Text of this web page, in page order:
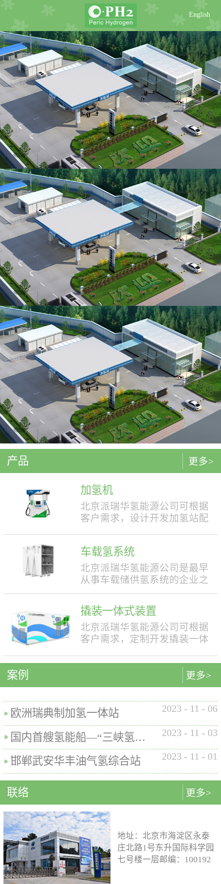
English
产品
加氢机
北京派瑞华氢能源公司可根据
客户需求，设计开发加氢站配
结构设计合理，便于操作，外
形美观，安全性强。具有双面
液晶显示屏，能支持IC卡、移
需求，定制满足中国标准（例
如GB50516, GB/T 43674等）、
欧盟标准（例如IEC 60069, EN
内的使用要求。公司的产品已
在国内、欧盟、日本、塞尔维
数表常规工作压力等级35MPa /
70MPa / 35&70MPa流量范围
0.1~7.2 kg/min计量精度±1%可
选加氢枪TK16或TK17或TK25
加氢枪数量单枪或双枪红外通
讯可选配预冷可选配防爆等级
（参考）II 3 G Ex h ia db mb eb
车载氢系统
北京派瑞华氢能源公司是最早
从事车载储供氢系统的企业之
一，拥有丰富的车载储供氢系
统项目经验，公司具有5000套
年生产能力。公司可根据客户
需求，对不同车型提供合理且
最优的设计方案，并根据安装
求进行定制化的设计，为客户
匹配最佳的设计方案。车载氢
系统设计制造遵循GB/T
26990、GB/T 29126、GB/T
24549等标准。公司车载氢系统
氢系统主要包括加氢模块、储
氢模块、供氢模块以及控制模
块。车载储供氢系统所有管
路、阀门及接头等采用不与高
压氢气介质发生化学反应的材
料。电气元件及线束均具有防
水、阻燃防爆的功能；车载储
供氢系统及其附属零部件均通
过高低温、盐雾、IP防护等级
等相关型式试验，以保证氢系
统的安全性及稳定性；氢系统
支架、加注口等均通过检验验
证；系统具备防过压、防过
撬装一体式装置
北京派瑞华氢能源公司可根据
客户需求，定制开发撬装一体
体可细分为大型撬装装置、小
型撬装装置、制氢加氢一体机
和小型加氢装置，以上装置在
国内、欧盟、日本等地得到应
用。撬装一体式制氢、储氢、
地小，节省空间，维护维修方
便。2. 各模块紧密融合，运行
效率高。3. 节能环保。撬装一
体式装置性能参数表制氢能力
500Nm3以下加氢等级
100~1000kg/d氢气压缩额定工作
压力45MPa/87.5MPa氢气加注额
定工作压力35MPa/70MPa环境
温度-40~+50℃参考标准T/ZSA
235-2024, GB50516, GB 50177,
GB/T 43674, IEC 60069, EN ISO
80079等。
更多>
案例
欧洲瑞典制加氢一体站 2023 - 11 - 06
国内首艘氢能船—“三峡氢舟1”号船载氢系统 2023 - 11 - 03
邯郸武安华丰油气氢综合站 2023 - 11 - 01
更多>
更多>
联络
地址：北京市海淀区永泰
庄北路1号东升国际科学园
七号楼一层邮编：100192